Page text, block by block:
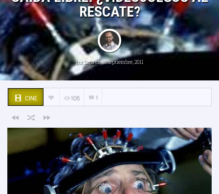
RESCATE?
porZapaen 30 septiembre, 2011
CINE 108 1